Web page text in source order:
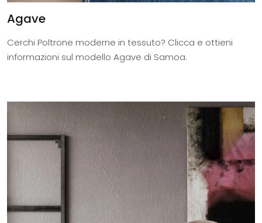
Agave
Cerchi Poltrone moderne in tessuto? Clicca e ottieni
informazioni sul modello Agave di Samoa.